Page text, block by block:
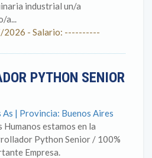
industrial un/a
a...
2026 - Salario: ----------
PYTHON SENIOR
As | Provincia: Buenos Aires
Humanos estamos en la
Python Senior / 100%
Empresa.